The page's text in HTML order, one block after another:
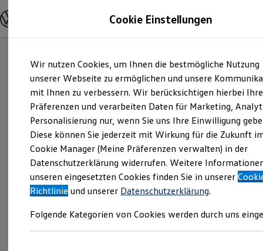
Hauptinhalt
springen
Footer
springen
Modelle und Konfigurator
Modelle vergleichen
Elektroautos
ENERGY Sondermodelle
Nutzfahrzeuge
SUV und CUV
Familienautos
Kombis
Kompaktwagen
Sportwagen
Schnell verfügbare Fahrzeuge
Angebote und Produkte
Aktuelle Angebote
E-Auto-Förderung
Volkswagen Marktplatz
Junge Gebrauchtwagen und Gebrauchtwagen
Cookie Einstellungen
Wir nutzen Cookies, um Ihnen die bestmögliche Nutzung
unserer Webseite zu ermöglichen und unsere
mit Ihnen zu verbessern. Wir berücksichtigen hierbei Ihre
Präferenzen und verarbeiten Daten für Marketing,
Personalisierung nur, wenn Sie uns Ihre Einwilligung
Diese können Sie jederzeit mit Wirkung für die Zukunft
Cookie Manager (Meine Präferenzen verwalten) in der
Datenschutzerklärung widerrufen. Weitere
unseren eingesetzten Cookies finden Sie in unserer
Richtlinie und unserer Datenschutzerklärung.
Folgende Kategorien von Cookies werden durch uns